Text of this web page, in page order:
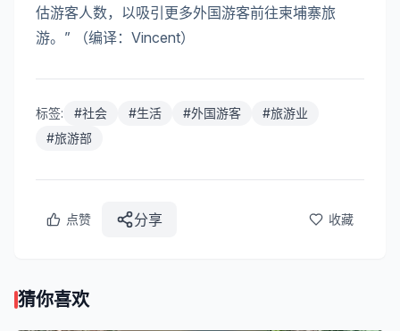
估游客人数，以吸引更多外国游客前往柬埔寨旅
游。” （编译：Vincent）
标签: #社会 #生活 #外国游客 #旅游业
#旅游部
点赞 分享 收藏
猜你喜欢